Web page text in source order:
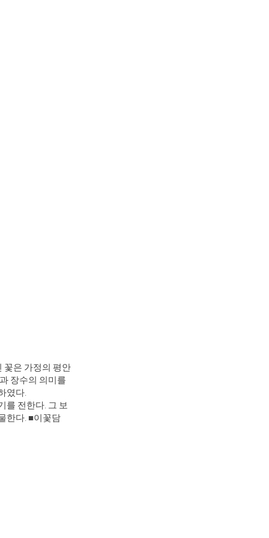
꽃은 가정의 평안
장수의 의미를
였다.
를 전한다. 그 보
한다. ■이꽃담